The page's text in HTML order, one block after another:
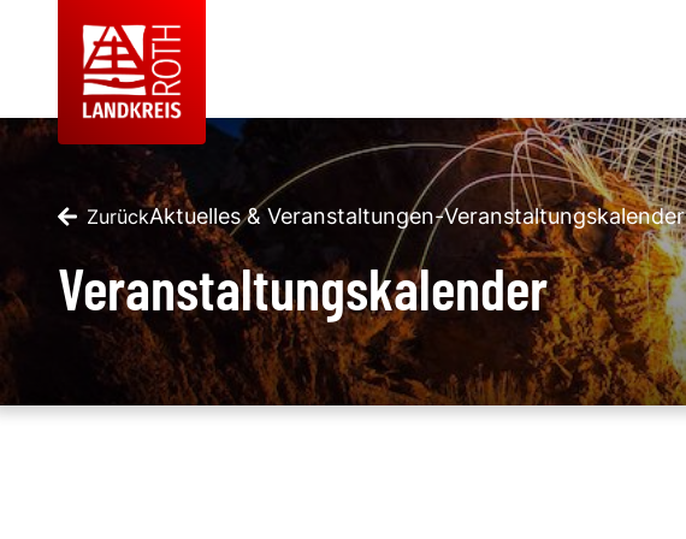
ZurückAktuelles & Veranstaltungen-Veranstaltungskalender
Veranstaltungskalender